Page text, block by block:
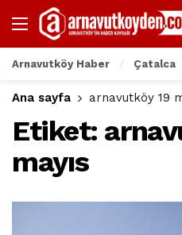
Arnavutköy Haber Çatalca
Ana sayfa arnavutköy 19
Etiket:
mayıs